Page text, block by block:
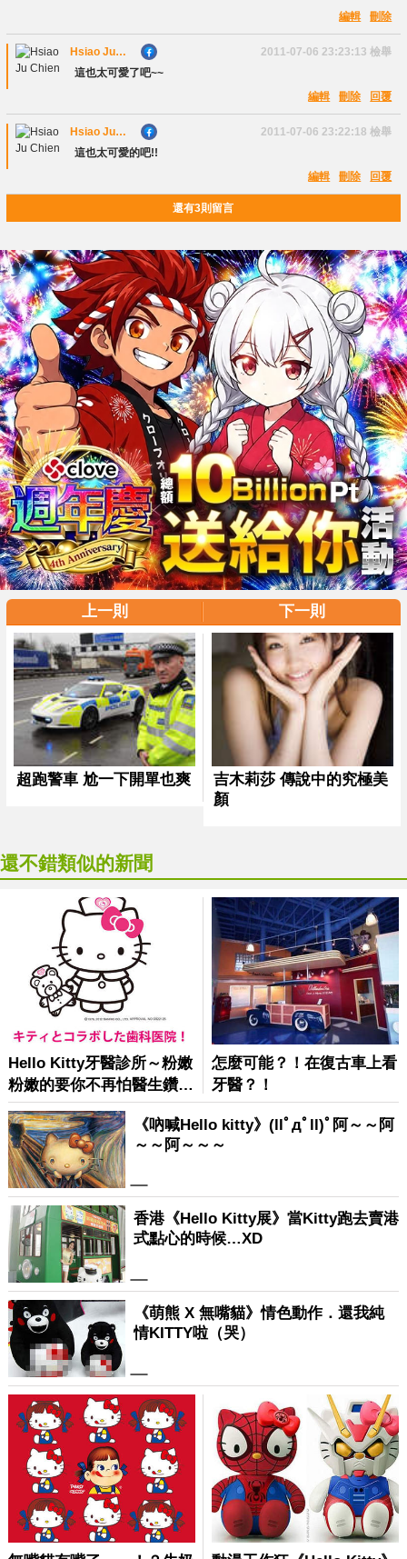
刪除
編輯
Hsiao Ju
Chien
2011-07-06 23:23:13 檢舉
這也太可愛了吧~~
回覆
刪除
編輯
Hsiao Ju
Chien
2011-07-06 23:22:18 檢舉
這也太可愛的吧!!
回覆
刪除
編輯
還有3則留言
上一則 下一則
還不錯類似的新聞